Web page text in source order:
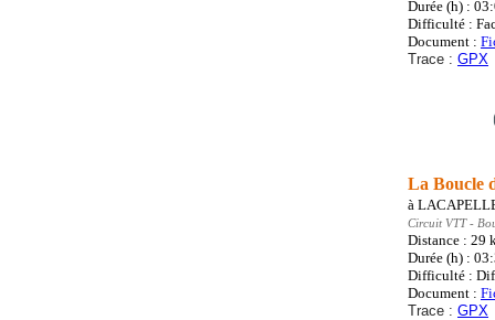
Durée (h) :
Difficulté :
Document :
Trace : GPX
La Boucle
à
Circuit VTT-
Distance : 29
Durée (h) :
Difficulté :
Document :
Trace : GPX